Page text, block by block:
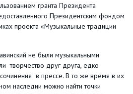
гранта Президента
Президентским фондом
проекта «Музыкальные традиции
не были музыкальными
творчество друг друга, едко
в прессе. В то же время в их
наследии можно найти точки